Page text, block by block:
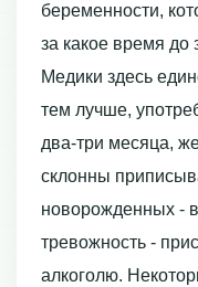
беременности,
за какое время до
Медики здесь
тем лучше,
два-три месяца,
склонны
новорожденных -
тревожность -
алкоголю.